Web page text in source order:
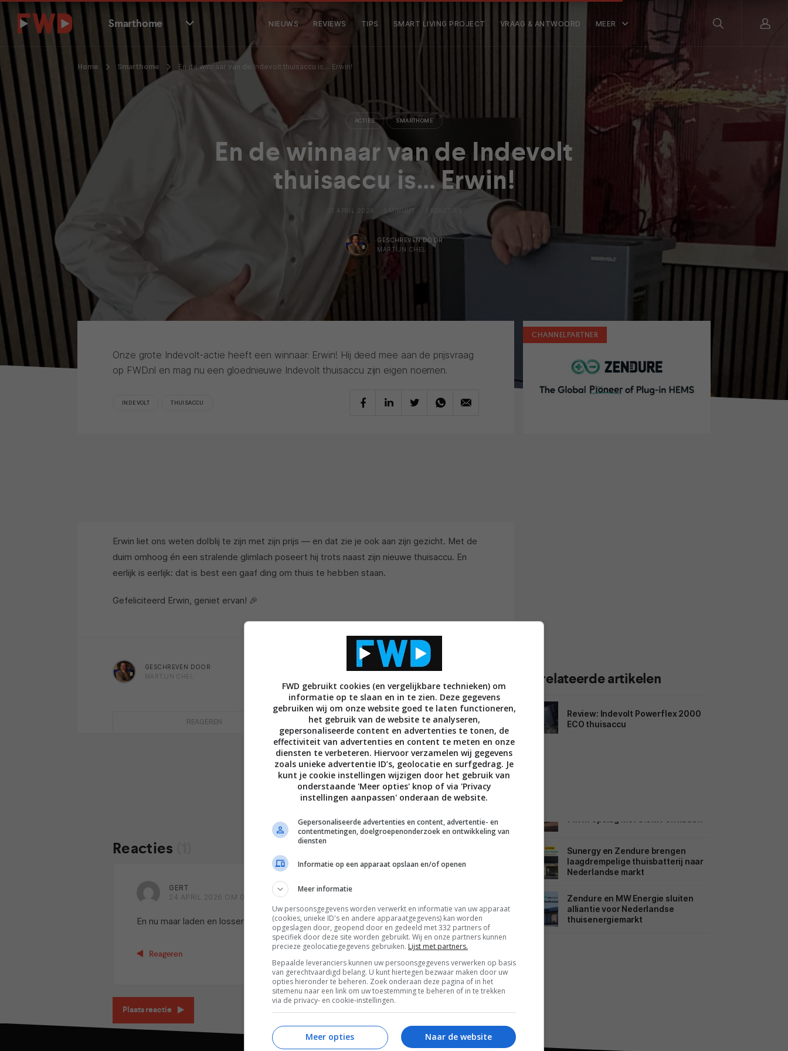
Smarthome NIEUWS REVIEWS TIPS SMART LIVING PROJECT VRAAG & ANTWOORD MEER
Home Smarthome En de winnaar van de Indevolt thuisaccu is… Erwin!
ACTIES SMARTHOME
En de winnaar van de Indevolt
thuisaccu is… Erwin!
23 APRIL 2026 1 MINUUT 1 REACTIES
GESCHREVEN DOOR
MARTIJN CHEL
Onze grote Indevolt-actie heeft een winnaar: Erwin! Hij deed mee aan de prijsvraag
op FWD.nl en mag nu een gloednieuwe Indevolt thuisaccu zijn eigen noemen.
INDEVOLT THUISACCU
Erwin liet ons weten dolblij te zijn met zijn prijs — en dat zie je ook aan zijn gezicht. Met de
duim omhoog én een stralende glimlach poseert hij trots naast zijn nieuwe thuisaccu. En
eerlijk is eerlijk: dat is best een gaaf ding om thuis te hebben staan.
Gefeliciteerd Erwin, geniet ervan! 🎉
GESCHREVEN DOOR
MARTIJN CHEL
REAGEREN REACTIES (1)
Reacties
GERT
24 APRIL 2026 OM 01:35
En nu maar laden en lossen,,
Reageren
Plaats reactie
CHANNELPARTNER
Gerelateerde artikelen
Review: Indevolt Powerflex 2000
ECO thuisaccu
Sunergy en Zendure brengen
laagdrempelige thuisbatterij naar
Nederlandse markt
Zendure en MW Energie sluiten
alliantie voor Nederlandse
thuisenergiemarkt
FWD gebruikt cookies (en vergelijkbare technieken) om
informatie op te slaan en in te zien. Deze gegevens
gebruiken wij om onze website goed te laten functioneren,
het gebruik van de website te analyseren,
gepersonaliseerde content en advertenties te tonen, de
effectiviteit van advertenties en content te meten en onze
diensten te verbeteren. Hiervoor verzamelen wij gegevens
zoals unieke advertentie ID’s, geolocatie en surfgedrag. Je
kunt je cookie instellingen wijzigen door het gebruik van
onderstaande 'Meer opties' knop of via 'Privacy
instellingen aanpassen' onderaan de website.
Gepersonaliseerde advertenties en content, advertentie- en
contentmetingen, doelgroepenonderzoek en ontwikkeling van
diensten
Informatie op een apparaat opslaan en/of openen
Meer informatie
Uw persoonsgegevens worden verwerkt en informatie van uw apparaat
(cookies, unieke ID's en andere apparaatgegevens) kan worden
opgeslagen door, geopend door en gedeeld met 332 partners of
specifiek door deze site worden gebruikt. Wij en onze partners kunnen
precieze geolocatiegegevens gebruiken. Lijst met partners.
Bepaalde leveranciers kunnen uw persoonsgegevens verwerken op basis
van gerechtvaardigd belang. U kunt hiertegen bezwaar maken door uw
opties hieronder te beheren. Zoek onderaan deze pagina of in het
sitemenu naar een link om uw toestemming te beheren of in te trekken
via de privacy- en cookie-instellingen.
Naar de website
Meer opties